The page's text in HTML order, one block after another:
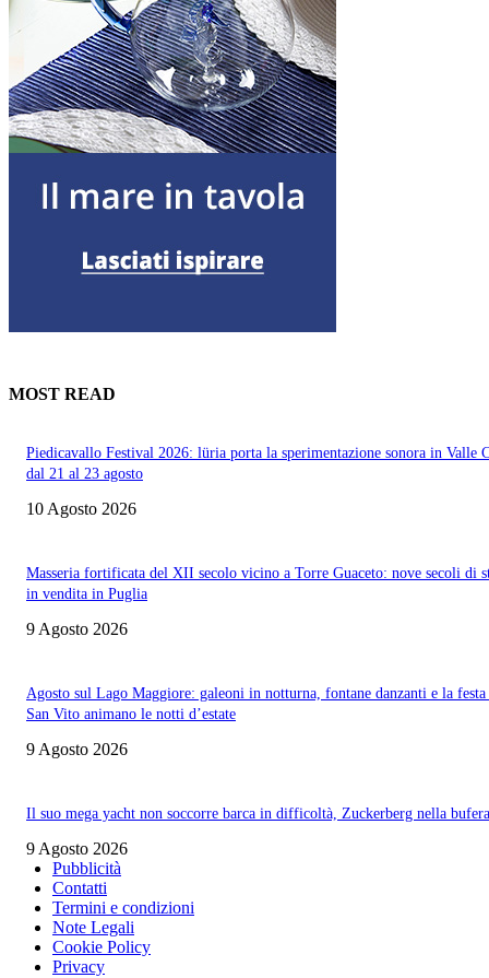
MOST READ
Piedicavallo Festival 2026: lüria porta la sperimentazione sonora in Valle
dal 21 al 23 agosto
10 Agosto 2026
Masseria fortificata del XII secolo vicino a Torre Guaceto: nove secoli di
in vendita in Puglia
9 Agosto 2026
Agosto sul Lago Maggiore: galeoni in notturna, fontane danzanti e la
San Vito animano le notti d’estate
9 Agosto 2026
Il suo mega yacht non soccorre barca in difficoltà, Zuckerberg nella bufera
9 Agosto 2026
Pubblicità
Contatti
Termini e condizioni
Note Legali
Cookie Policy
Privacy